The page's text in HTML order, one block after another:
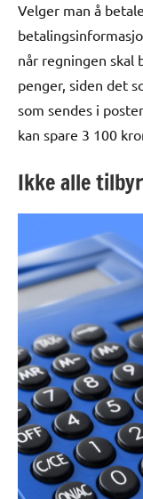
Velger man å
når regningen skal
penger, siden det
som sendes i
kan spare 3 100
Ikke alle